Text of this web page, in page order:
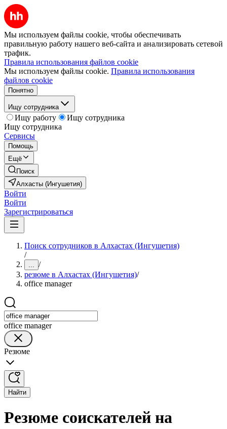
Мы используем файлы cookie, чтобы обеспечивать
правильную работу нашего веб-сайта и анализировать сетевой
трафик.
Правила использования файлов cookie
Мы используем файлы cookie. Правила использования
файлов cookie
Понятно
Ищу сотрудника
Ищу работу
Ищу сотрудника
Ищу сотрудника
Сервисы
Помощь
Ещё
Поиск
Алхасты (Ингушетия)
Войти
Войти
Зарегистрироваться
Поиск сотрудников в Алхастах (Ингушетия)
/
... /
резюме в Алхастах (Ингушетия)/
office manager
office manager
Резюме
Найти
Резюме соискателей на